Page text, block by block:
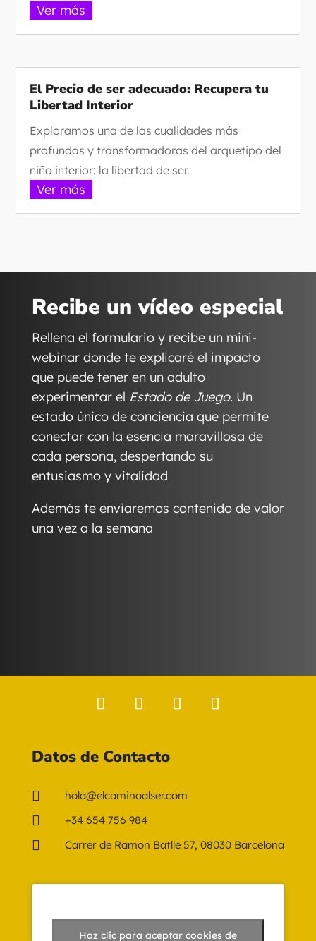
Ver más
El Precio de ser adecuado: Recupera tu
Libertad Interior
Exploramos una de las cualidades más
profundas y transformadoras del arquetipo del
niño interior: la libertad de ser.
Ver más
Recibe un vídeo especial
Rellena el formulario y recibe un mini-
webinar donde te explicaré el impacto
que puede tener en un adulto
experimentar el Estado de Juego. Un
estado único de conciencia que permite
conectar con la esencia maravillosa de
cada persona, despertando su
entusiasmo y vitalidad
Además te enviaremos contenido de valor
una vez a la semana
Datos de Contacto
 hola@elcaminoalser.com
 +34 654 756 984
 Carrer de Ramon Batlle 57, 08030 Barcelona
Haz clic para aceptar cookies de